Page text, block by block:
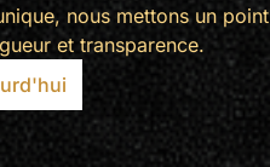
nous mettons un point
et transparence.